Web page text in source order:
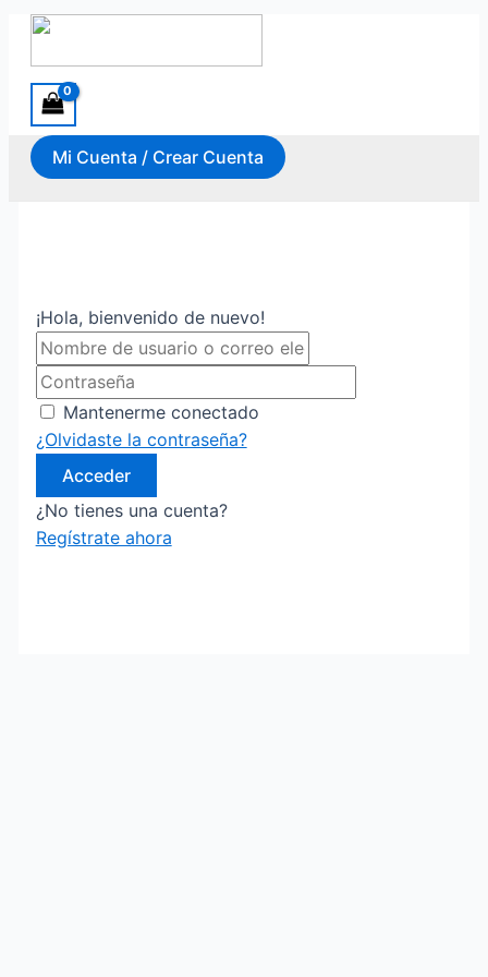
Ir al contenido
Mi Cuenta / Crear Cuenta
¡Hola, bienvenido de nuevo!
Mantenerme conectado
¿Olvidaste la contraseña?
Acceder
¿No tienes una cuenta?
Regístrate ahora